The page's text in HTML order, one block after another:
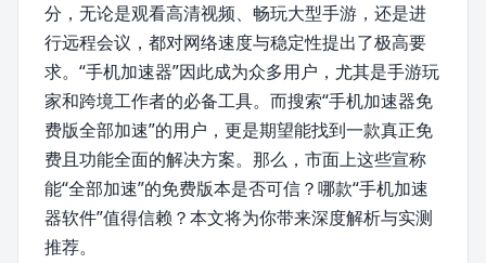
分，无论是观看高清视频、畅玩大型手游，还是进
行远程会议，都对网络速度与稳定性提出了极高要
求。“手机加速器”因此成为众多用户，尤其是手游玩
家和跨境工作者的必备工具。而搜索“手机加速器免
费版全部加速”的用户，更是期望能找到一款真正免
费且功能全面的解决方案。那么，市面上这些宣称
能“全部加速”的免费版本是否可信？哪款“手机加速
器软件”值得信赖？本文将为你带来深度解析与实测
推荐。